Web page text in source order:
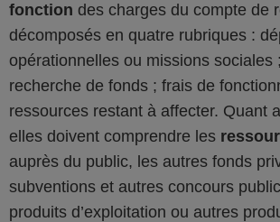
fonction des charges du compte de
décomposés en quatre rubriques :
opérationnelles ou missions sociales
recherche de fonds ; frais de
ressources restant à affecter. Quant
elles doivent comprendre les
auprès du public, les autres fonds
subventions et autres concours
produits d’exploitation ou autres